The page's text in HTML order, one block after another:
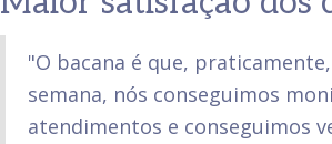
"O bacana é que,
semana, nós conseguimos
atendimentos e conseguimos